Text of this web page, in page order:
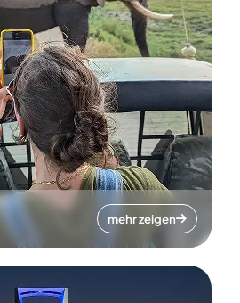
mehr zeigen